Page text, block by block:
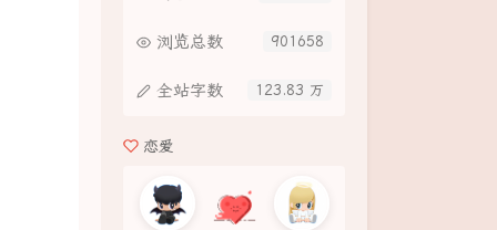
901658
浏览总数
123.83 万
全站字数
恋爱